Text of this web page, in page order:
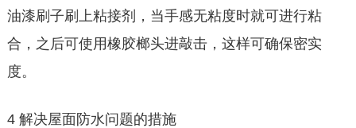
油漆刷子刷上粘接剂，当手感无粘度时就可进行粘
合，之后可使用橡胶榔头进敲击，这样可确保密实
度。
4 解决屋面防水问题的措施